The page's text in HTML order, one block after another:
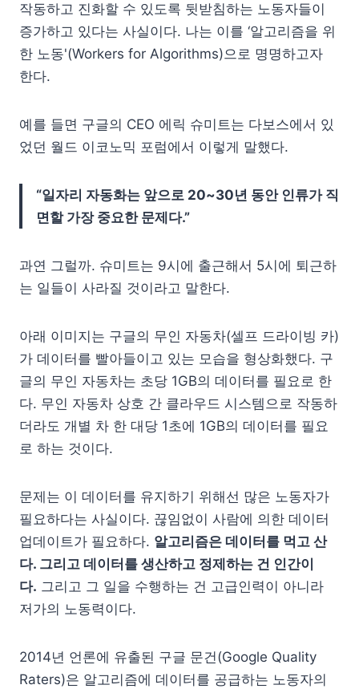
작동하고 진화할 수 있도록 뒷받침하는 노동자들이
증가하고 있다는 사실이다. 나는 이를 ‘알고리즘을 위
한 노동'(Workers for Algorithms)으로 명명하고자
한다.
예를 들면 구글의 CEO 에릭 슈미트는 다보스에서 있
었던 월드 이코노믹 포럼에서 이렇게 말했다.
“일자리 자동화는 앞으로 20~30년 동안 인류가 직
면할 가장 중요한 문제다.”
과연 그럴까. 슈미트는 9시에 출근해서 5시에 퇴근하
는 일들이 사라질 것이라고 말한다.
아래 이미지는 구글의 무인 자동차(셀프 드라이빙 카)
가 데이터를 빨아들이고 있는 모습을 형상화했다. 구
글의 무인 자동차는 초당 1GB의 데이터를 필요로 한
다. 무인 자동차 상호 간 클라우드 시스템으로 작동하
더라도 개별 차 한 대당 1초에 1GB의 데이터를 필요
로 하는 것이다.
문제는 이 데이터를 유지하기 위해선 많은 노동자가
필요하다는 사실이다. 끊임없이 사람에 의한 데이터
업데이트가 필요하다. 알고리즘은 데이터를 먹고 산
다. 그리고 데이터를 생산하고 정제하는 건 인간이
다. 그리고 그 일을 수행하는 건 고급인력이 아니라
저가의 노동력이다.
2014년 언론에 유출된 구글 문건(Google Quality
Raters)은 알고리즘에 데이터를 공급하는 노동자의